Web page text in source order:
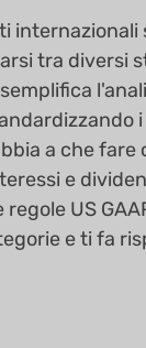
internazionali
tra diversi
a che fare
e
US
e ti fa